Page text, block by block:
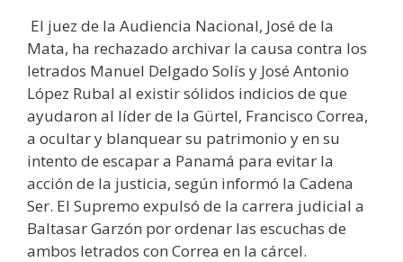
El juez de la Audiencia Nacional, José de la
Mata, ha rechazado archivar la causa contra los
letrados Manuel Delgado Solís y José Antonio
López Rubal al existir sólidos indicios de que
ayudaron al líder de la Gürtel, Francisco Correa,
a ocultar y blanquear su patrimonio y en su
intento de escapar a Panamá para evitar la
acción de la justicia, según informó la Cadena
Ser. El Supremo expulsó de la carrera judicial a
Baltasar Garzón por ordenar las escuchas de
ambos letrados con Correa en la cárcel.